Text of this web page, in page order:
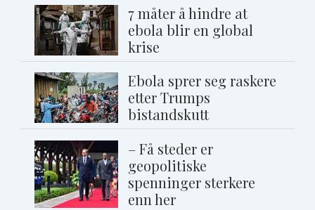
7 måter å hindre at
ebola blir en global
krise
Ebola sprer seg raskere
etter Trumps
bistandskutt
– Få steder er
geopolitiske
spenninger sterkere
enn her